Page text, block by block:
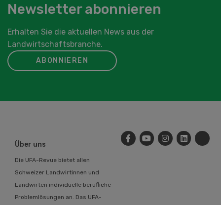
Newsletter abonnieren
Erhalten Sie die aktuellen News aus der
Landwirtschaftsbranche.
ABONNIEREN
Über uns
Die UFA-Revue bietet allen
Schweizer Landwirtinnen und
Landwirten individuelle berufliche
Problemlösungen an. Das UFA-